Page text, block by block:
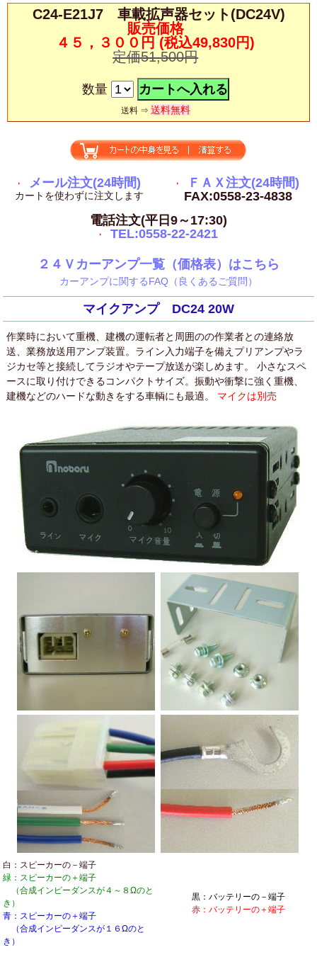
C24-E21J7 車載拡声器セット(DC24V)
販売価格
４５，３００円 (税込49,830円)
定価51,500円
数量
送料 ⇒ 送料無料
メール注文(24時間)
カートを使わずに注文します
ＦＡＸ注文(24時間)
FAX:0558-23-4838
電話注文(平日9～17:30)
TEL:0558-22-2421
２４Ｖカーアンプ一覧（価格表）はこちら
カーアンプに関するFAQ（良くあるご質問）
マイクアンプ DC24 20W
作業時において重機、建機の運転者と周囲のの作業者との連絡放
送、業務放送用アンプ装置。ライン入力端子を備えプリアンプやラ
ジカセ等と接続してラジオやテープ放送が楽しめます。 小さなスペ
ースに取り付けできるコンパクトサイズ。振動や衝撃に強く重機、
建機などのハードな動きをする車輌にも最適。 マイクは別売
白：スピーカーの－端子
緑：スピーカーの＋端子
（合成インピーダンスが４～８Ωのと
き）
青：スピーカーの＋端子
（合成インピーダンスが１６Ωのと
き）
黒：バッテリーの－端子
赤：バッテリーの＋端子